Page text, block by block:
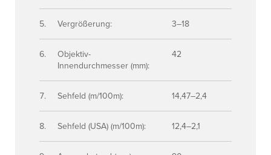
Vergrößerung: 3–18
Objektiv-
Innendurchmesser (mm):
42
Sehfeld (m/100m): 14,47–2,4
Sehfeld (USA) (m/100m): 12,4–2,1